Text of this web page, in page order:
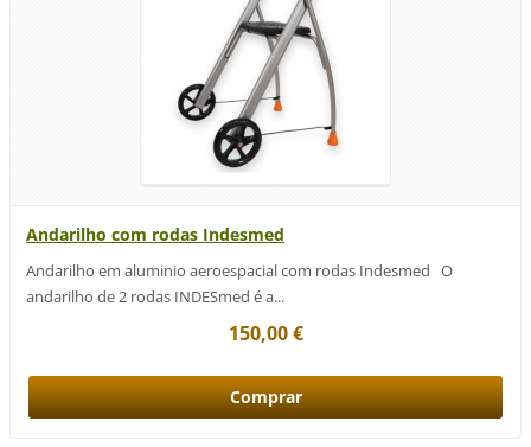
Andarilho com rodas Indesmed
Andarilho em aluminio aeroespacial com rodas Indesmed O
andarilho de 2 rodas INDESmed é a...
150,00 €